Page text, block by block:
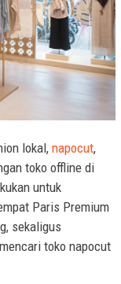
lokal, napocut,
toko offline di
untuk
Paris Premium
sekaligus
toko napocut